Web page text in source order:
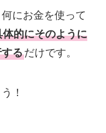
にお金を使って
体的にそのように
るだけです。
！